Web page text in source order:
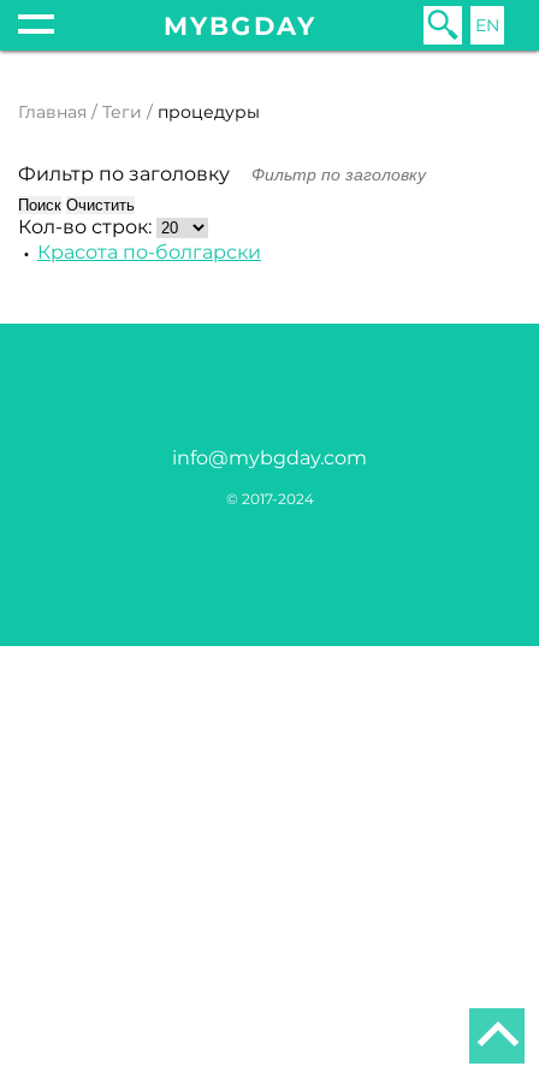
MYBGDAY EN
Главная Теги процедуры
Фильтр по заголовку
Поиск Очистить
Кол-во строк:
Красота по-болгарски
info@mybgday.com
© 2017-2024